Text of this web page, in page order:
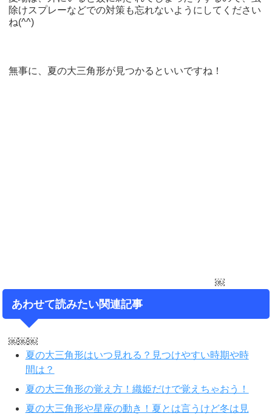
除けスプレーなどでの対策も忘れないようにしてください
ね(^^)
無事に、夏の大三角形が見つかるといいですね！
￼
あわせて読みたい関連記事
￼￼￼
夏の大三角形はいつ見れる？見つけやすい時期や時
間は？
夏の大三角形の覚え方！織姫だけで覚えちゃおう！
夏の大三角形や星座の動き！夏とは言うけど冬は見